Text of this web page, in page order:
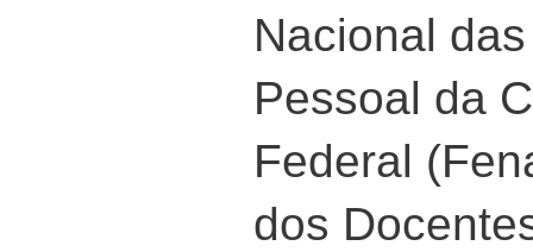
Nacional
Pessoal da
Federal
dos